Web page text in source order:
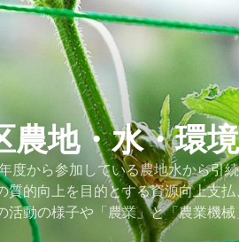
農地・水・環
度から参加している農地水から引
的向上を目的とする資源向上支
動の様子や「農業」と「農業機